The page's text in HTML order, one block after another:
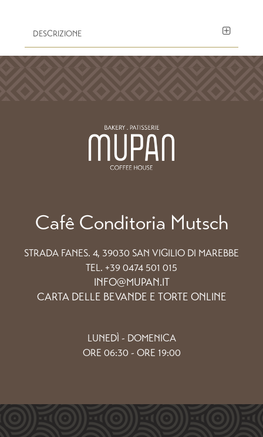
DESCRIZIONE
Cafê Conditoria Mutsch
STRADA FANES. 4, 39030 SAN VIGILIO DI MAREBBE
TEL. +39 0474 501 015
INFO@MUPAN.IT
CARTA DELLE BEVANDE E TORTE ONLINE
LUNEDÌ - DOMENICA
ORE 06:30 - ORE 19:00